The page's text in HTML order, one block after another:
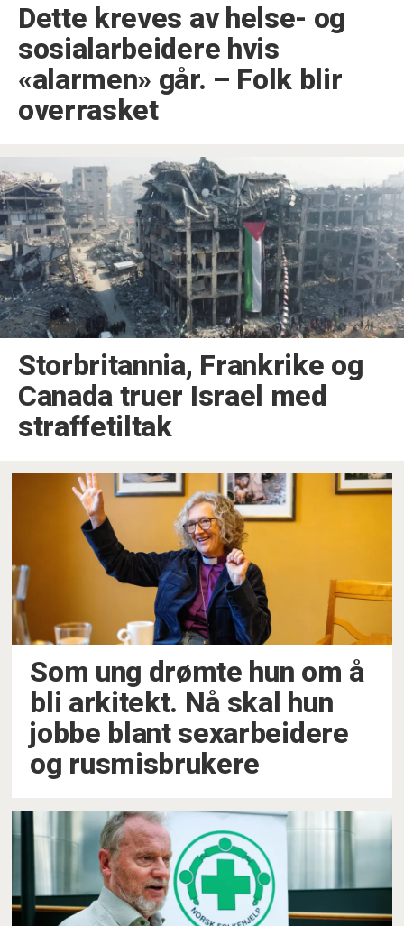
Dette kreves av helse- og
sosialarbeidere hvis
«alarmen» går. –⁠ Folk blir
overrasket
Storbritannia, Frankrike og
Canada truer Israel med
straffetiltak
Som ung drømte hun om å
bli arkitekt. Nå skal hun
jobbe blant sexarbeidere
og rusmisbrukere